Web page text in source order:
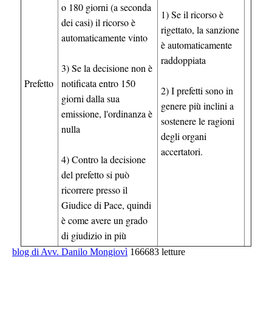
Prefetto
o 180 giorni (a seconda
dei casi) il ricorso è
automaticamente vinto
3) Se la decisione non è
notificata entro 150
giorni dalla sua
emissione, l'ordinanza è
nulla
4) Contro la decisione
del prefetto si può
ricorrere presso il
Giudice di Pace, quindi
è come avere un grado
di giudizio in più
1) Se il ricorso è
rigettato, la sanzione
è automaticamente
raddoppiata
2) I prefetti sono in
genere più inclini a
sostenere le ragioni
degli organi
accertatori.
blog di Avv. Danilo Mongiovì 166683 letture